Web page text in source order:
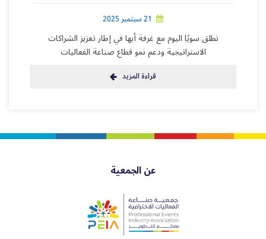
21 سبتمبر 2025
نطلق سويًا اليوم مع غرفة أبها في إطار تعزيز الشراكات
الاستراتيجية ودعم نمو قطاع صناعة الفعاليات
قراءة المزيد
عن الجمعية